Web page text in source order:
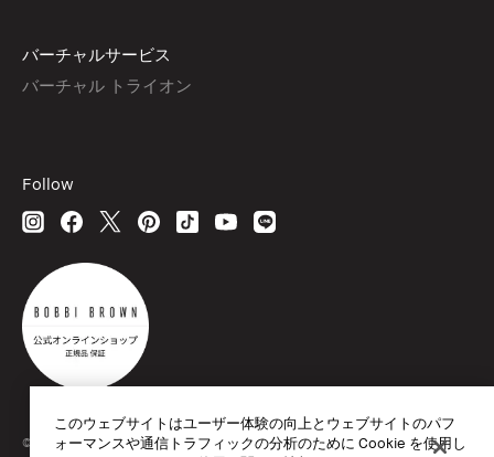
バーチャルサービス
バーチャル トライオン
Follow
© Bobbi Brown Professional Cosmetics, Inc. All worldwide rights reserved.
このウェブサイトはユーザー体験の向上とウェブサイトのパフ
ォーマンスや通信トラフィックの分析のために Cookie を使用し